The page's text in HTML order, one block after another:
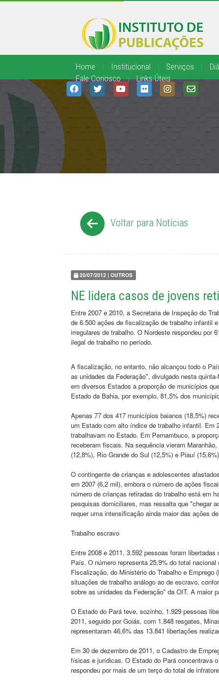
Home Institucional Serviços
Fale Conosco
| Links Úteis
Voltar para Notícias
20/07/2012 | OUTROS
NE lidera casos de jovens
Entre 2007 e 2010, a Secretaria de Inspeção do
de 6.500 ações de fiscalização de trabalho infantil
irregulares de trabalho. O Nordeste respondeu por
ilegal de trabalho no período.
A fiscalização, no entanto, não alcançou todo o
as unidades da Federação", divulgado nesta
em diversos Estados a proporção de municípios
Estado da Bahia, por exemplo, 81,5% dos
Apenas 77 dos 417 municípios baianos (18,5%)
um Estado com alto índice de trabalho infantil. Em
trabalhavam no Estado. Em Pernambuco, a
receberam fiscais. Na sequência vieram
(12,8%), Rio Grande do Sul (12,5%) e Piauí
O contingente de crianças e adolescentes
em 2007 (6,2 mil), embora o número de ações
número de crianças retiradas do trabalho está em
pesquisas domiciliares, mas ressalta que "chegar
requer uma intensificação ainda maior das ações
Trabalho escravo
Entre 2008 e 2011, 3.592 pessoas foram
País. O número representa 25,9% do total
Fiscalização, do Ministério do Trabalho e
situações de trabalho análogo ao de escravo,
sobre as unidades da Federação" da OIT. A maior
O Estado do Pará teve, sozinho, 1.929 pessoas
2011, seguido por Goiás, com 1.848 resgates,
representaram 46,6% das 13.841 libertações
Em 30 de dezembro de 2011, o Cadastro de
físicas e jurídicas. O Estado do Pará concentrava
respondeu por mais de um terço do total de